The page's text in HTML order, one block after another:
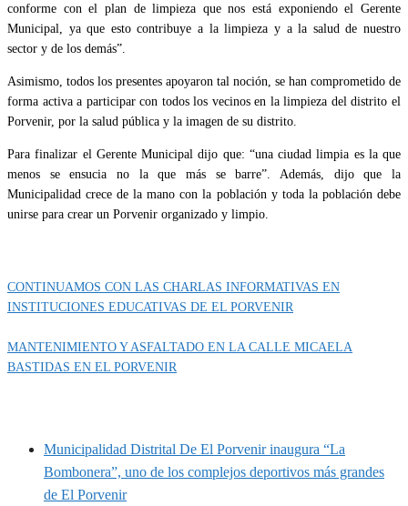
conforme con el plan de limpieza que nos está exponiendo el Gerente
Municipal, ya que esto contribuye a la limpieza y a la salud de nuestro
sector y de los demás”.
Asimismo, todos los presentes apoyaron tal noción, se han comprometido de
forma activa a participar con todos los vecinos en la limpieza del distrito el
Porvenir, por la salud pública y la imagen de su distrito.
Para finalizar el Gerente Municipal dijo que: “una ciudad limpia es la que
menos se ensucia no la que más se barre”. Además, dijo que la
Municipalidad crece de la mano con la población y toda la población debe
unirse para crear un Porvenir organizado y limpio.
CONTINUAMOS CON LAS CHARLAS INFORMATIVAS EN
INSTITUCIONES EDUCATIVAS DE EL PORVENIR
MANTENIMIENTO Y ASFALTADO EN LA CALLE MICAELA
BASTIDAS EN EL PORVENIR
Municipalidad Distrital De El Porvenir inaugura “La
Bombonera”, uno de los complejos deportivos más grandes
de El Porvenir